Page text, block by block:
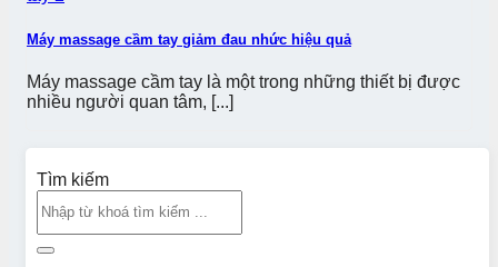
Máy massage cầm tay giảm đau nhức hiệu quả
Máy massage cầm tay là một trong những thiết bị được
nhiều người quan tâm, [...]
Tìm kiếm